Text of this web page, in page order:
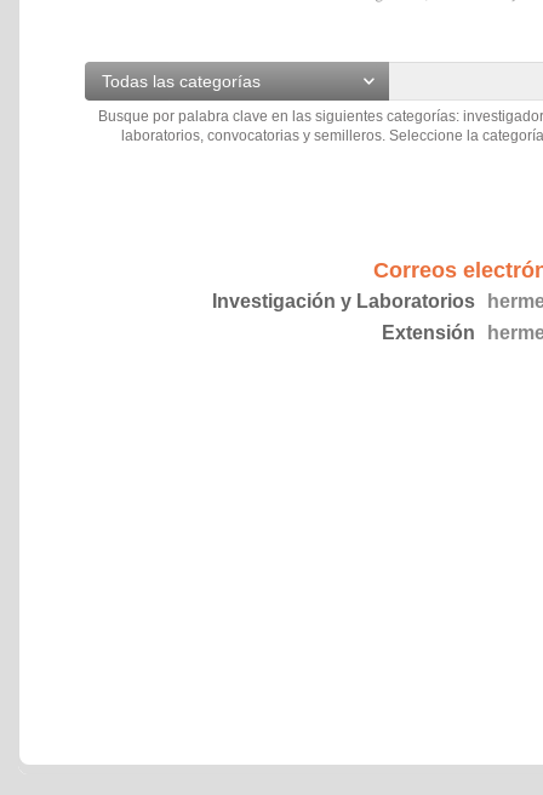
Todas las categorías
Busque por palabra clave en las siguientes categorías:
laboratorios, convocatorias y semilleros. Seleccione la
Correos
Investigación y Laboratorios
Extensión